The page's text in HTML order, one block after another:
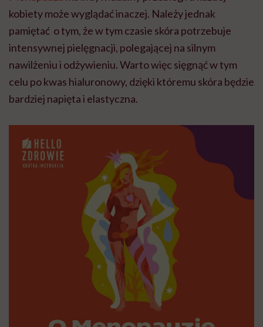
kobiety może wyglądać inaczej. Należy jednak
pamiętać o tym, że w tym czasie skóra potrzebuje
intensywnej pielęgnacji, polegającej na silnym
nawilżeniu i odżywieniu. Warto więc sięgnąć w tym
celu po kwas hialuronowy, dzięki któremu skóra będzie
bardziej napięta i elastyczna.